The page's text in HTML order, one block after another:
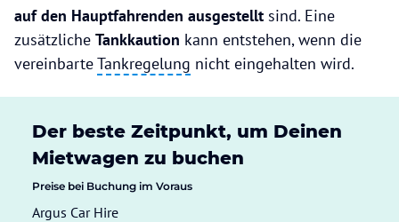
auf den Hauptfahrenden ausgestellt sind. Eine
zusätzliche Tankkaution kann entstehen, wenn die
vereinbarteTankregelung nicht eingehalten wird.
Der beste Zeitpunkt, um Deinen
Mietwagen zu buchen
Preise bei Buchung im Voraus
Argus Car Hire